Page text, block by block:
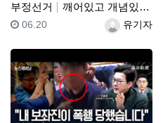
부정선거 깨어있고 개념있고 소신있는 박보영, 유재석, 이효리, …
등록자유기자
등록일
06.20